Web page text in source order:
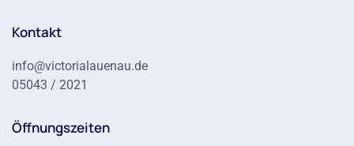
Kontakt
info@victorialauenau.de
05043 / 2021
Öffnungszeiten